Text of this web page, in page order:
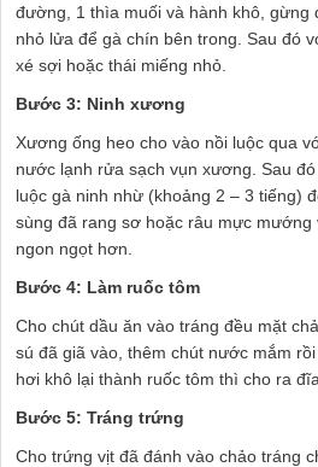
đường, 1 thìa muối và hành khô, gừng
nhỏ lửa để gà chín bên trong. Sau đó
xé sợi hoặc thái miếng nhỏ.
Bước 3: Ninh xương
Xương ống heo cho vào nồi luộc qua
nước lạnh rửa sạch vụn xương. Sau
luộc gà ninh nhừ (khoảng 2 – 3 tiếng)
sùng đã rang sơ hoặc râu mực mướng
ngon ngọt hơn.
Bước 4: Làm ruốc tôm
Cho chút dầu ăn vào tráng đều mặt
sú đã giã vào, thêm chút nước mắm
hơi khô lại thành ruốc tôm thì cho ra đĩa.
Bước 5: Tráng trứng
Cho trứng vịt đã đánh vào chảo tráng